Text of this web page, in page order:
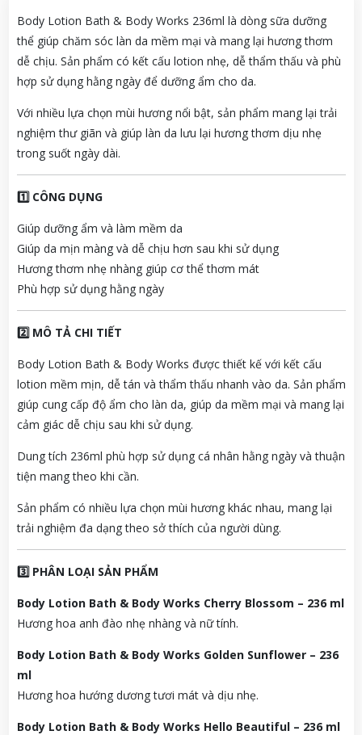
Body Lotion Bath & Body Works 236ml là dòng sữa dưỡng
thể giúp chăm sóc làn da mềm mại và mang lại hương thơm
dễ chịu. Sản phẩm có kết cấu lotion nhẹ, dễ thẩm thấu và phù
hợp sử dụng hằng ngày để dưỡng ẩm cho da.
Với nhiều lựa chọn mùi hương nổi bật, sản phẩm mang lại trải
nghiệm thư giãn và giúp làn da lưu lại hương thơm dịu nhẹ
trong suốt ngày dài.
1️⃣ CÔNG DỤNG
Giúp dưỡng ẩm và làm mềm da
Giúp da mịn màng và dễ chịu hơn sau khi sử dụng
Hương thơm nhẹ nhàng giúp cơ thể thơm mát
Phù hợp sử dụng hằng ngày
2️⃣ MÔ TẢ CHI TIẾT
Body Lotion Bath & Body Works được thiết kế với kết cấu
lotion mềm mịn, dễ tán và thẩm thấu nhanh vào da. Sản phẩm
giúp cung cấp độ ẩm cho làn da, giúp da mềm mại và mang lại
cảm giác dễ chịu sau khi sử dụng.
Dung tích 236ml phù hợp sử dụng cá nhân hằng ngày và thuận
tiện mang theo khi cần.
Sản phẩm có nhiều lựa chọn mùi hương khác nhau, mang lại
trải nghiệm đa dạng theo sở thích của người dùng.
3️⃣ PHÂN LOẠI SẢN PHẨM
Body Lotion Bath & Body Works Cherry Blossom – 236 ml
Hương hoa anh đào nhẹ nhàng và nữ tính.
Body Lotion Bath & Body Works Golden Sunflower – 236
ml
Hương hoa hướng dương tươi mát và dịu nhẹ.
Body Lotion Bath & Body Works Hello Beautiful – 236 ml